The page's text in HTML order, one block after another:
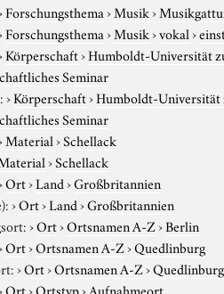
Forschungsthema›Musik›
Forschungsthema›Musik›vokal›
Körperschaft›Humboldt-Universität
Seminar
›Körperschaft›Humboldt-Universität
Seminar
Material›Schellack
›Schellack
Ort›Land›Großbritannien
›Ort›Land›Großbritannien
›Ort›Ortsnamen A-Z›Berlin
Ort›Ortsnamen A-Z›Quedlinburg
›Ort›Ortsnamen A-Z›Quedlinburg
Ort›Ortstyp›Aufnahmeort